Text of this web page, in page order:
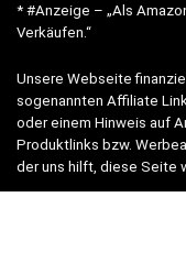
* #Anzeige – „Als
Verkäufen.“
Unsere Webseite
sogenannten Affiliate
oder einem Hinweis auf
Produktlinks bzw.
der uns hilft, diese Seite